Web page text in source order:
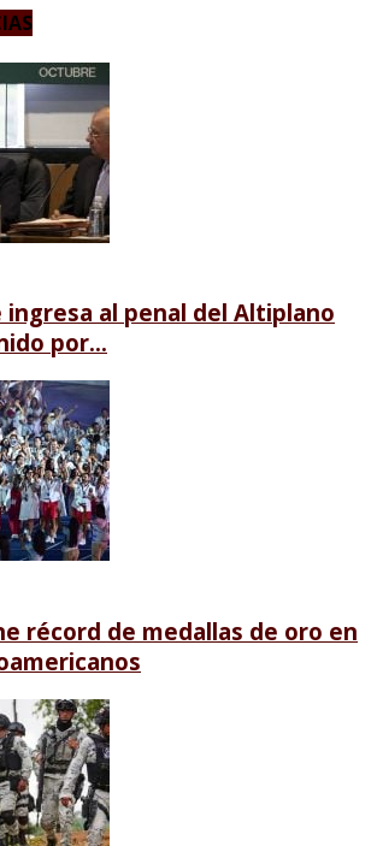
al penal del Altiplano
por...
récord de medallas de oro en